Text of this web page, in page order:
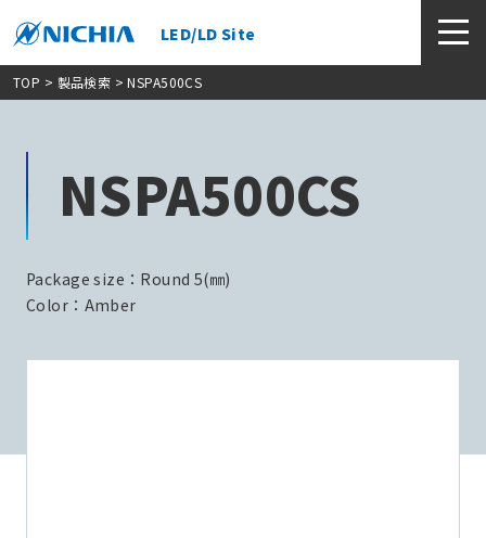
LED/LD Site
TOP > 製品検索 > NSPA500CS
NSPA500CS
Package size：Round 5(㎜)
Color：Amber